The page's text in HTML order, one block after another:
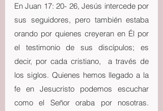
En Juan 17: 20- 26, Jesús intercede por
sus seguidores, pero también estaba
orando por quienes creyeran en Él por
el testimonio de sus discípulos; es
decir, por cada cristiano,  a través de
los siglos. Quienes hemos llegado a la
fe en Jesucristo podemos escuchar
como el Señor oraba por nosotras.